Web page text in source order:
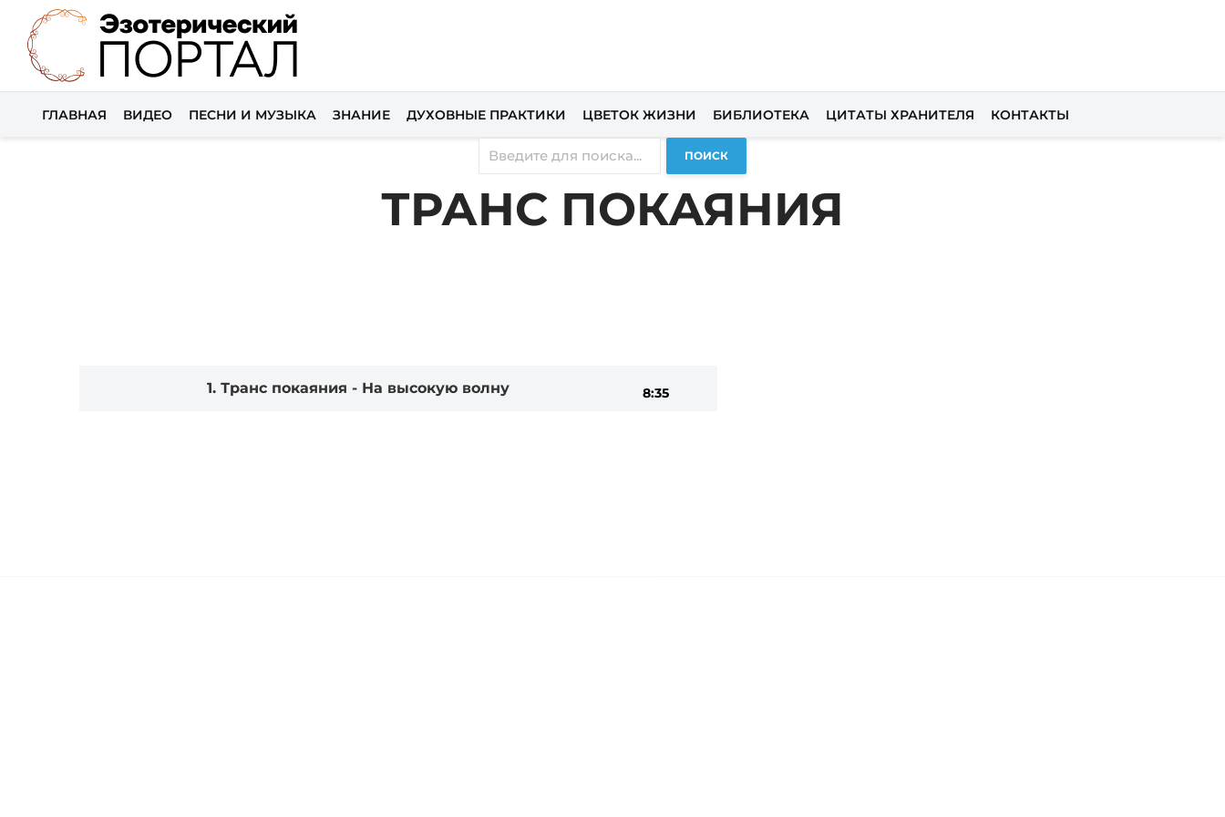
ГЛАВНАЯ ВИДЕО ПЕСНИ И МУЗЫКА ЗНАНИЕ ДУХОВНЫЕ ПРАКТИКИ ЦВЕТОК ЖИЗНИ БИБЛИОТЕКА ЦИТАТЫ ХРАНИТЕЛЯ КОНТАКТЫ
ПОИСК
ТРАНС ПОКАЯНИЯ
1. Транс покаяния - На высокую волну 8:35